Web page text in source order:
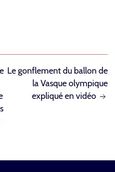
Le gonflement du ballon de
la Vasque olympique
expliqué en vidéo